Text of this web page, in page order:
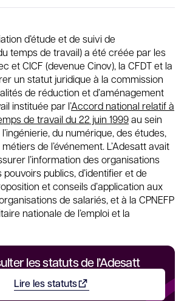
d’étude et de suivi de
temps de travail) a été créée par les
et CICF (devenue Cinov), la CFDT et la
un statut juridique à la commission
de réduction et d’aménagement
instituée par l’Accord national relatif à
de travail du 22 juin 1999au sein
du numérique, des études,
de l’événement. L’Adesatt avait
l’information des organisations
publics, d’identifier et de
et conseils d’application aux
de salariés, et à la CPNEFP
nationale de l’emploi et la
les statuts de l’Adesatt
Lire les statutsOuvrir dans un nouvel onglet